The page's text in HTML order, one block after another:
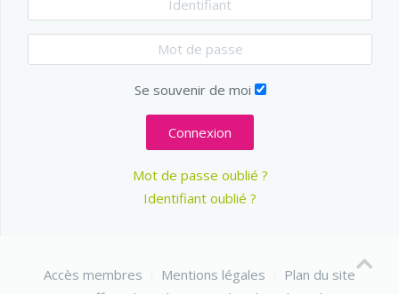
Se souvenir de moi
Connexion
Mot de passe oublié ?
Identifiant oublié ?
Accès membres Mentions légales
Plan du site